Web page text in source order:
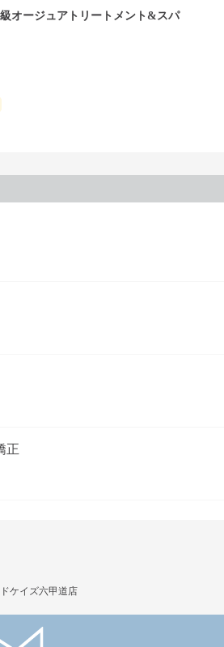
オージュアトリートメント&スパ
正
ケイズ六甲道店